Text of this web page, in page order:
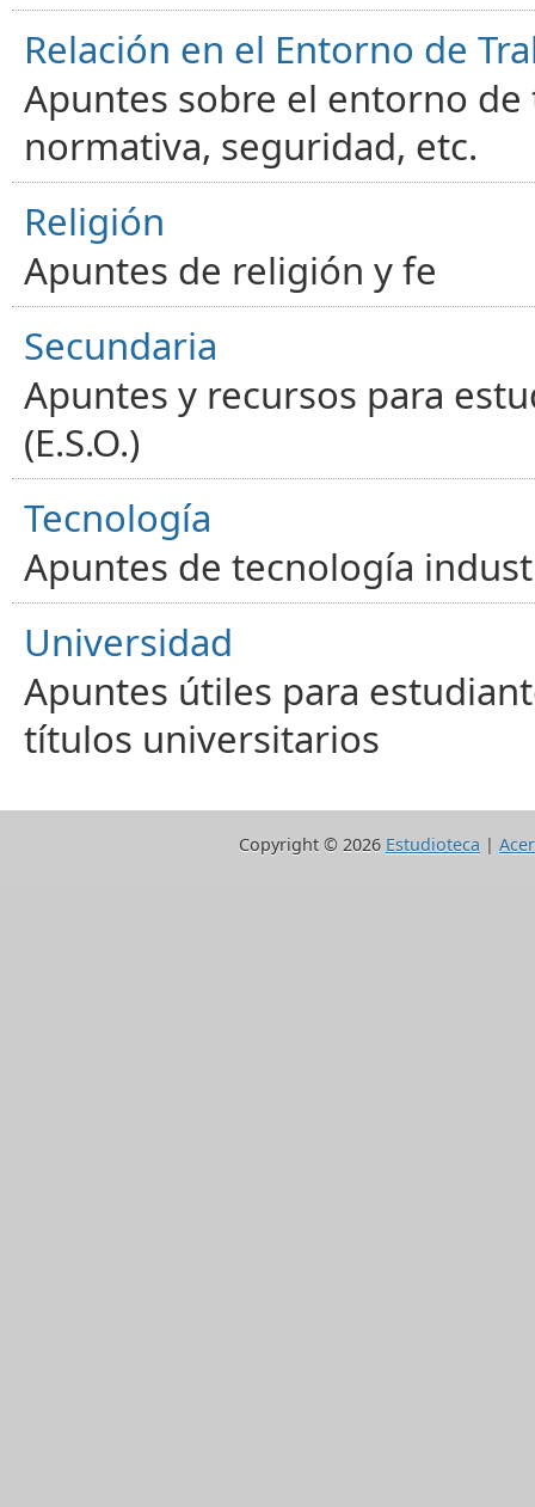
Relación en el Entorno de
Apuntes sobre el entorno
normativa, seguridad, etc.
Religión
Apuntes de religión y fe
Secundaria
Apuntes y recursos para
(E.S.O.)
Tecnología
Apuntes de tecnología
Universidad
Apuntes útiles para
títulos universitarios
Copyright © 2026 Estudioteca |